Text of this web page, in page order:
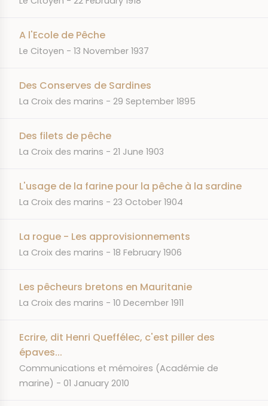
A l'Ecole de Pêche
JOURNAL
Le Citoyen DATE
13 November 1937
Des Conserves de Sardines
JOURNAL
La Croix des marins DATE
29 September 1895
Des filets de pêche
JOURNAL
La Croix des marins DATE
21 June 1903
L'usage de la farine pour la pêche à la sardine
JOURNAL
La Croix des marins DATE
23 October 1904
La rogue - Les approvisionnements
JOURNAL
La Croix des marins DATE
18 February 1906
Les pêcheurs bretons en Mauritanie
JOURNAL
La Croix des marins DATE
10 December 1911
Ecrire, dit Henri Queffélec, c'est piller des
épaves...
JOURNAL
Communications et mémoires (Académie de
marine)
DATE
01 January 2010